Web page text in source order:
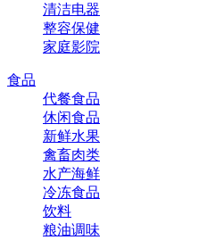
清洁电器
整容保健
家庭影院
食品
代餐食品
休闲食品
新鲜水果
禽畜肉类
水产海鲜
冷冻食品
饮料
粮油调味